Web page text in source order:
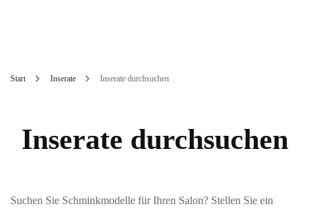
Start Inserate Inserate durchsuchen
Inserate durchsuchen
Suchen Sie Schminkmodelle für Ihren Salon? Stellen Sie ein